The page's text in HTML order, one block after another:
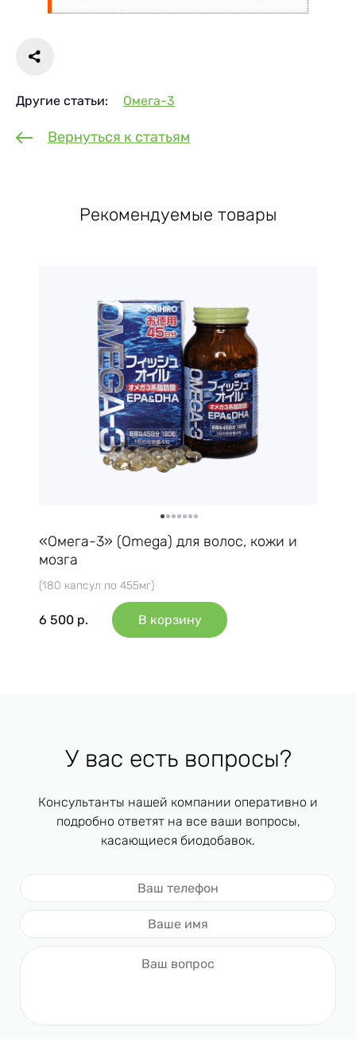
Другие статьи: Омега-3
Вернуться к статьям
Рекомендуемые товары
«Омега-3» (Omega) для волос, кожи и
мозга
(180 капсул по 455мг)
6 500 р. В корзину
У вас есть вопросы?
Консультанты нашей компании оперативно и
подробно ответят на все ваши вопросы,
касающиеся биодобавок.